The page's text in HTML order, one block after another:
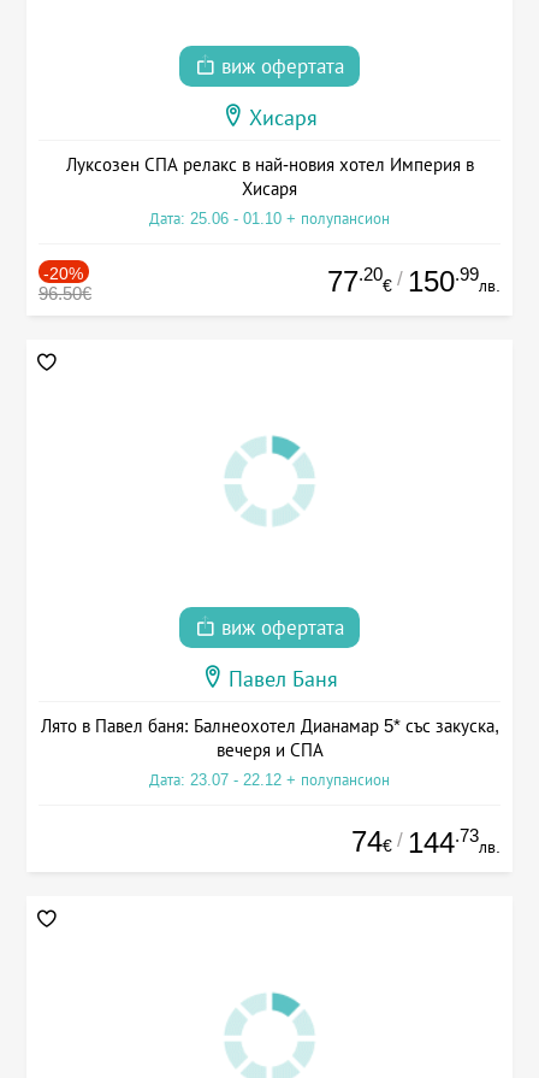
виж офертата
Хисаря
Луксозен СПА релакс в най-новия хотел Империя в
Хисаря
Дата: 25.06 - 01.10 + полупансион
-20%
96.50€ 77.20
€ / 150.99
лв.
виж офертата
Павел Баня
Лято в Павел баня: Балнеохотел Дианамар 5* със закуска,
вечеря и СПА
Дата: 23.07 - 22.12 + полупансион
74€ / 144.73
лв.